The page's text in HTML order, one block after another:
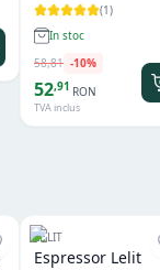
(1)
In stoc
58,81 -10%
52,91 RON
TVA inclus
LELIT
Espressor Lelit